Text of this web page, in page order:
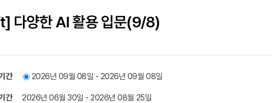
다양한 AI 활용 입문(9/8)
간 2026년 09월 08일 - 2026년 09월 08일
간 2026년 06월 30일 - 2026년 08월 25일